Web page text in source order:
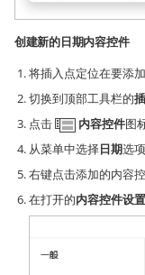
创建新的日期内容控件
将插入点定位在要添
切换到顶部工具栏的
点击
内容控件图
从菜单中选择日期选
右键点击添加的内容
在打开的内容控件设置